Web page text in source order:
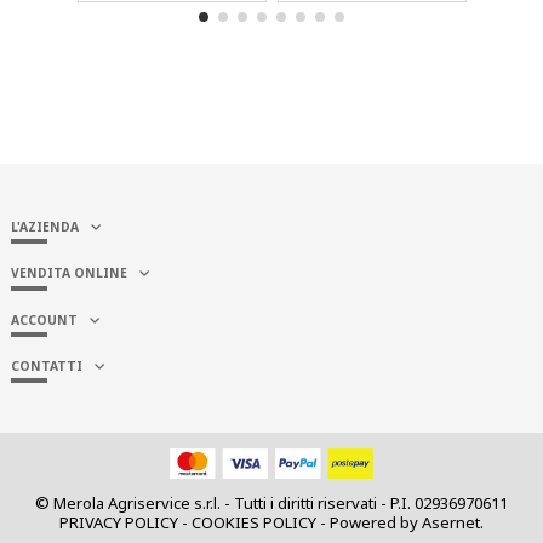
L'AZIENDA
VENDITA ONLINE
ACCOUNT
CONTATTI
© Merola Agriservice s.r.l. - Tutti i diritti riservati - P.I. 02936970611
PRIVACY POLICY - COOKIES POLICY - Powered byAsernet.